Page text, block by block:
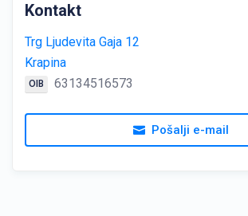
Kontakt
Trg Ljudevita Gaja 12
Krapina
OIB 63134516573
Pošalji e-mail